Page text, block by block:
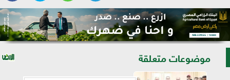
موضوعات متعلقة